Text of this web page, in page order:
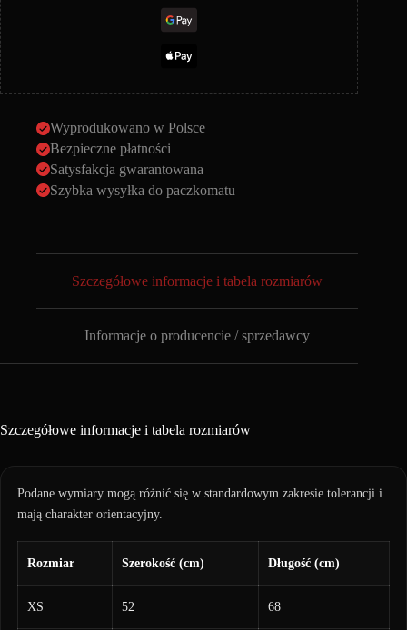
Wyprodukowano w Polsce
Bezpieczne płatności
Satysfakcja gwarantowana
Szybka wysyłka do paczkomatu
Szczegółowe informacje i tabela rozmiarów
Informacje o producencie / sprzedawcy
Szczegółowe informacje i tabela rozmiarów
Podane wymiary mogą różnić się w standardowym zakresie tolerancji i
mają charakter orientacyjny.
Rozmiar Szerokość (cm) Długość (cm)
XS 52 68